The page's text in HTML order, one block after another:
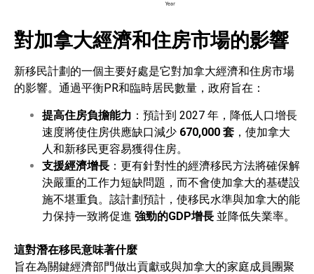
對加拿大經濟和住房市場的影響
新移民計劃的一個主要好處是它對加拿大經濟和住房市場
的影響。通過平衡PR和臨時居民數量，政府旨在：
提高住房負擔能力 ：預計到 2027 年，降低人口增長
速度將使住房供應缺口減少 670,000 套 ，使加拿大
人和新移民更容易獲得住房。
支援經濟增長 ：更有針對性的經濟移民方法將確保解
決嚴重的工作力短缺問題，而不會使加拿大的基礎設
施不堪重負。該計劃預計，使移民水準與加拿大的能
力保持一致將促進 強勁的GDP增長 並降低失業率。
這對潛在移民意味著什麼
旨在為關鍵經濟部門做出貢獻或與加拿大的家庭成員團聚